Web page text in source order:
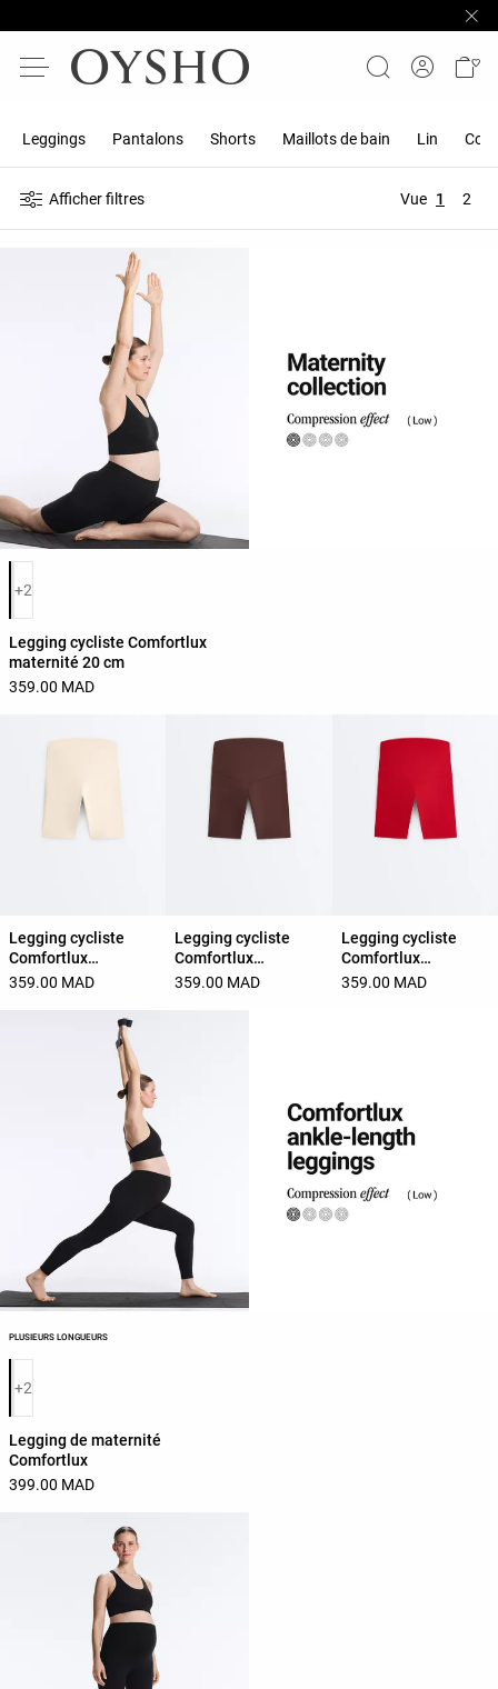
Leggings Pantalons Shorts Maillots de bain Lin
Afficher filtres Vue 1 2
Liste des couleurs du produit
+2
Legging cycliste Comfortlux
maternité 20 cm
359.00 MAD
Legging cycliste
Comfortlux
maternité 20 cm
359.00 MAD
Legging cycliste
Comfortlux
maternité 20 cm
359.00 MAD
Legging cycliste
Comfortlux
maternité 20 cm
359.00 MAD
PLUSIEURS LONGUEURS
Liste des couleurs du produit
+2
Legging de maternité
Comfortlux
399.00 MAD